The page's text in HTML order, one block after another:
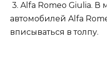
3. Alfa Romeo Giulia.
автомобилей Alfa
вписываться в толпу.